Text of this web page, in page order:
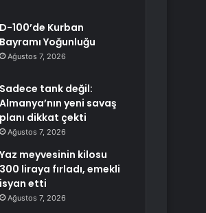
D-100’de Kurban
Bayramı Yoğunluğu
Ağustos 7, 2026
Sadece tank değil:
Almanya’nın yeni savaş
planı dikkat çekti
Ağustos 7, 2026
Yaz meyvesinin kilosu
300 liraya fırladı, emekli
isyan etti
Ağustos 7, 2026